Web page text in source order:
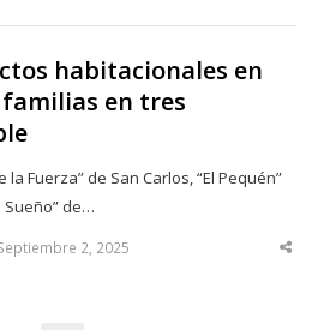
habitacionales en
familias en tres
la Fuerza” de San Carlos, “El Pequén”
Sueño” de…
2, 2025